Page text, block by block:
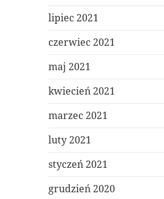
lipiec 2021
czerwiec 2021
maj 2021
kwiecień 2021
marzec 2021
luty 2021
styczeń 2021
grudzień 2020